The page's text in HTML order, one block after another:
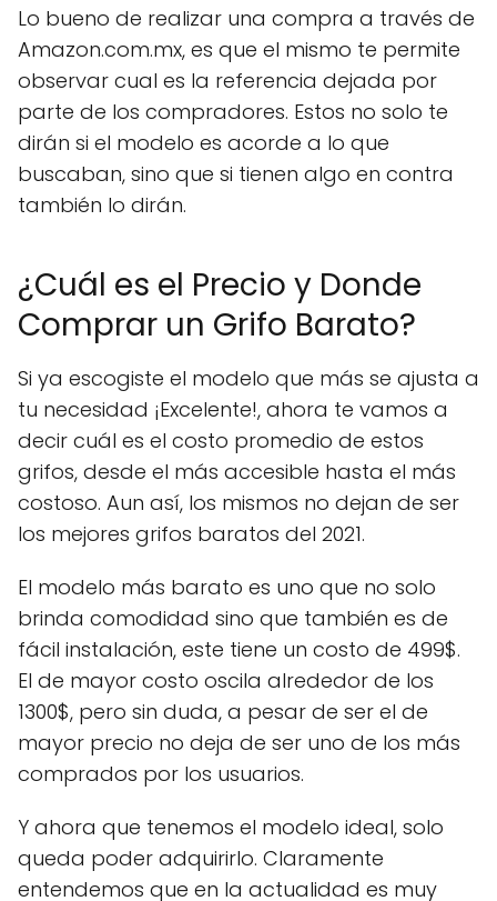
Lo bueno de realizar una compra a través de
Amazon.com.mx, es que el mismo te permite
observar cual es la referencia dejada por
parte de los compradores. Estos no solo te
dirán si el modelo es acorde a lo que
buscaban, sino que si tienen algo en contra
también lo dirán.
¿Cuál es el Precio y Donde
Comprar un Grifo Barato?
Si ya escogiste el modelo que más se ajusta a
tu necesidad ¡Excelente!, ahora te vamos a
decir cuál es el costo promedio de estos
grifos, desde el más accesible hasta el más
costoso. Aun así, los mismos no dejan de ser
los mejores grifos baratos del 2021.
El modelo más barato es uno que no solo
brinda comodidad sino que también es de
fácil instalación, este tiene un costo de 499$.
El de mayor costo oscila alrededor de los
1300$, pero sin duda, a pesar de ser el de
mayor precio no deja de ser uno de los más
comprados por los usuarios.
Y ahora que tenemos el modelo ideal, solo
queda poder adquirirlo. Claramente
entendemos que en la actualidad es muy